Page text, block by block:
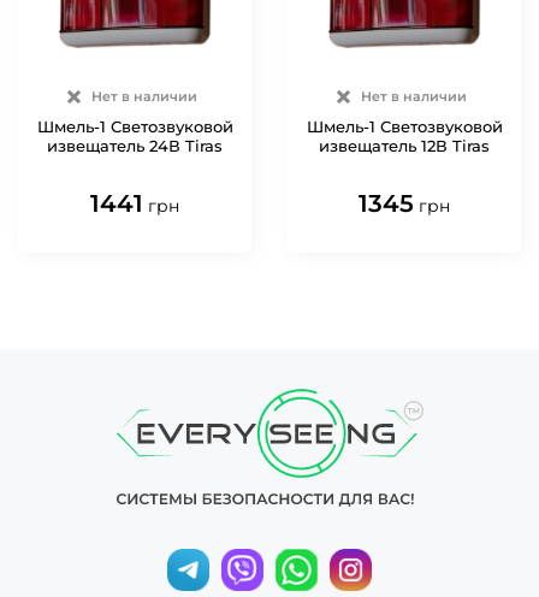
Нет в наличии
Шмель-1 Светозвуковой
извещатель 24В Tiras
1441 грн
Нет в наличии
Шмель-1 Светозвуковой
извещатель 12В Tiras
1345 грн